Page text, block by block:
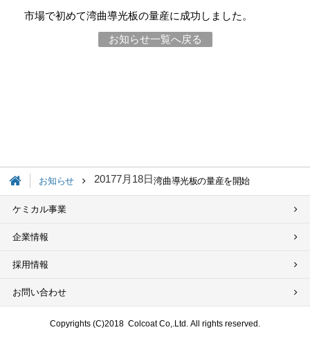
市場で初めて湾曲導光板の量産に成功しました。
お知らせ一覧へ戻る
お知らせ 20177月 18日湾曲導光板の量産を開始
ケミカル事業
企業情報
採用情報
お問い合わせ
Copyrights (C)2018 Colcoat Co,.Ltd. All rights reserved.